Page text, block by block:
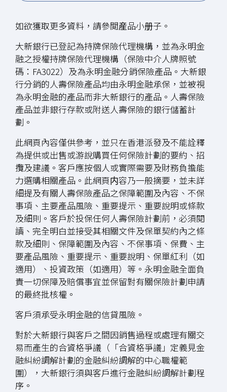
如欲獲取更多資料，請參閲産品小册子。
大新銀行已登記為持牌保險代理機構，並為永明金
融之授權持牌保險代理機構（保險中介人牌照號
碼：FA3022）及為永明金融分銷保險產品。大新銀
行分銷的人壽保險產品均由永明金融承保，並被視
為永明金融的產品而非大新銀行的產品。人壽保險
產品並非銀行存款或附送人壽保險的銀行儲蓄計
劃。
此網頁內容僅供參考，並只在香港派發及不能詮釋
為提供或出售或游說購買任何保險計劃的要約、招
攬及建議。客戶應按個人或實際需要及財務負擔能
力選購相關產品。此網頁内容乃一般摘要，並未詳
細提及有關人壽保險產品之保障範圍及內容、不保
事項、主要產品風險、重要提示、重要說明或條款
及細則。客戶於投保任何人壽保險計劃前，必須閱
讀、完全明白並接受其相關文件及保單契約內之條
款及細則、保障範圍及內容、不保事項、保費、主
要產品風險、重要提示、重要說明、保單紅利（如
適用）、投資政策（如適用）等。永明金融全面負
責一切保障及賠償事宜並保留對有關保險計劃申請
的最終批核權。
客戶須承受永明金融的信貸風險。
對於大新銀行與客戶之間因銷售過程或處理有關交
易而產生的合資格爭議（「合資格爭議」定義見金
融糾紛調解計劃的金融糾紛調解的中心職權範
圍），大新銀行須與客戶進行金融糾紛調解計劃程
序。